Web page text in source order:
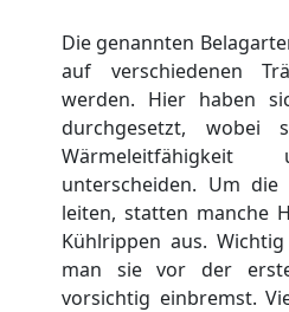
Die genannten
auf verschiedenen
werden. Hier haben
durchgesetzt,
unterscheiden. Um
leiten, statten manche
Kühlrippen aus.
man sie vor der
vorsichtig einbremst.